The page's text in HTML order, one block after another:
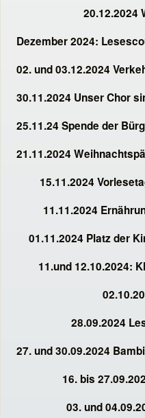
20.12.2024
Dezember 2024:
02. und 03.12.2024
30.11.2024 Unser Chor
25.11.24 Spende der
21.11.2024
15.11.2024
11.11.2024
01.11.2024 Platz der
11.und 12.10.2024:
28.09.2024
27. und 30.09.2024
16. bis
03. und